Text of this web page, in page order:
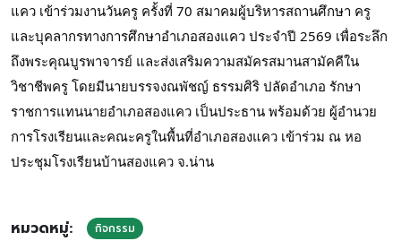
แคว เข้าร่วมงานวันครู ครั้งที่ 70 สมาคมผู้บริหารสถานศึกษา ครู
และบุคลากรทางการศึกษาอำเภอสองแคว ประจำปี 2569 เพื่อระลึก
ถึงพระคุณบูรพาจารย์ และส่งเสริมความสมัครสมานสามัคคีใน
วิชาชีพครู โดยมีนายบรรจงณพัชญ์ ธรรมศิริ ปลัดอำเภอ รักษา
ราชการแทนนายอำเภอสองแคว เป็นประธาน พร้อมด้วย ผู้อำนวย
การโรงเรียนและคณะครูในพื้นที่อำเภอสองแคว เข้าร่วม ณ หอ
ประชุมโรงเรียนบ้านสองแคว จ.น่าน
หมวดหมู่: กิจกรรม